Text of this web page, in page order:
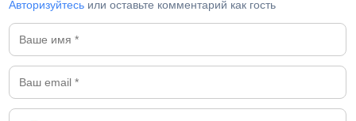
Авторизуйтесь или оставьте комментарий как гость